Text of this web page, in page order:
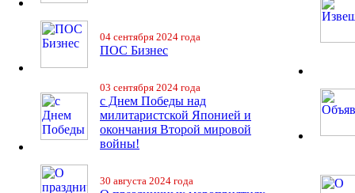
04 сентября 2024 года
ПОС Бизнес
03 сентября 2024 года
с Днем Победы над
милитаристской Японией и
окончания Второй мировой
войны!
30 августа 2024 года